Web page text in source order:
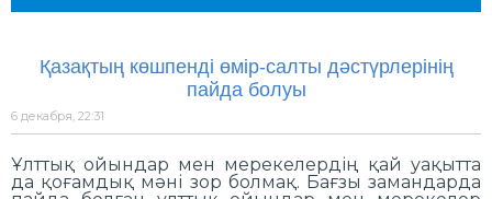
Қазақтың көшпенді өмір-салты дәстүрлерінің
пайда болуы
6 декабря, 22:31
Ұлттық ойындар мен мерекелердің қай уақытта
да қоғамдық мәні зор болмақ. Бағзы замандарда